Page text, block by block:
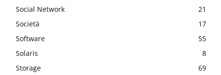
Social Network
21
Società
17
Software
55
Solaris
8
Storage
69